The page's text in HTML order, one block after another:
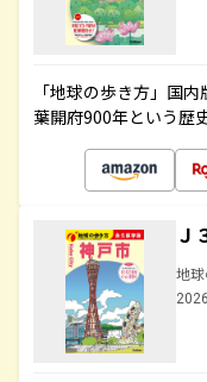
「地球の歩き方」国
葉開府900年という歴
Ｊ
地球